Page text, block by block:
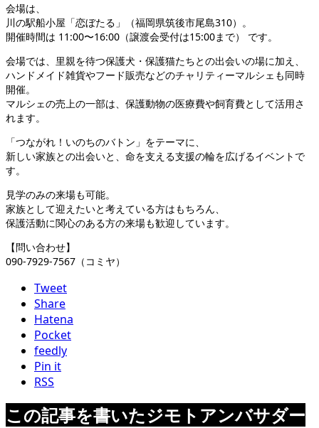
会場は、
川の駅船小屋「恋ぼたる」（福岡県筑後市尾島310）。
開催時間は 11:00〜16:00（譲渡会受付は15:00まで） です。
会場では、里親を待つ保護犬・保護猫たちとの出会いの場に加え、
ハンドメイド雑貨やフード販売などのチャリティーマルシェも同時
開催。
マルシェの売上の一部は、保護動物の医療費や飼育費として活用さ
れます。
「つながれ！いのちのバトン」をテーマに、
新しい家族との出会いと、命を支える支援の輪を広げるイベントで
す。
見学のみの来場も可能。
家族として迎えたいと考えている方はもちろん、
保護活動に関心のある方の来場も歓迎しています。
【問い合わせ】
090-7929-7567（コミヤ）
Tweet
Share
Hatena
Pocket
feedly
Pin it
RSS
この記事を書いたジモトアンバサダー